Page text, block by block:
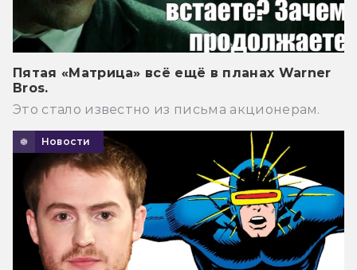
Пятая «Матрица» всё ещё в планах Warner
Bros.
Это стало известно из письма акционерам.
Новости